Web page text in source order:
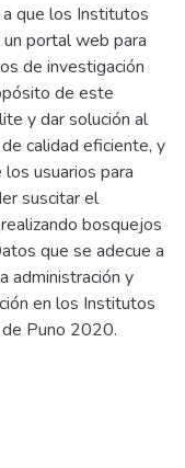
que los Institutos
portal web para
de investigación
de este
y dar solución al
calidad eficiente, y
usuarios para
suscitar el
bosquejos
que se adecue a
administración y
en los Institutos
Puno 2020.